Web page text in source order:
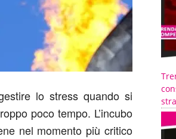
lo stress quando si
poco tempo. L’incubo
nel momento più critico